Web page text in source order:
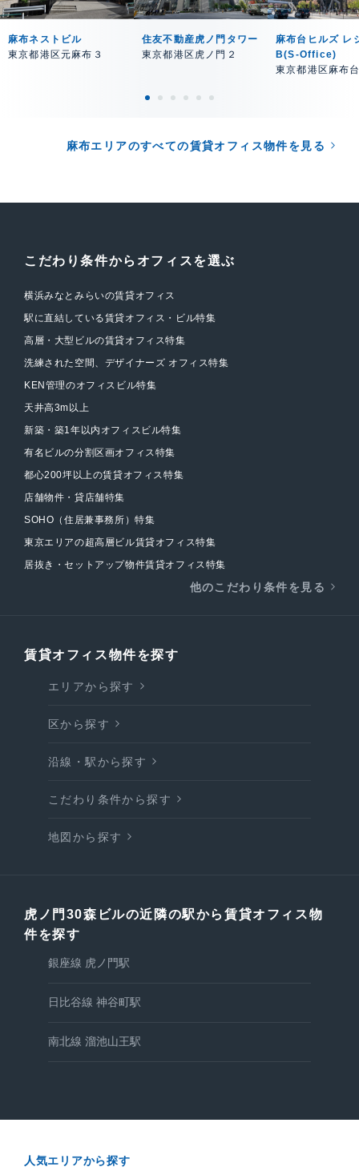
麻布ネストビル
東京都港区元麻布３
住友不動産虎ノ門タワー
東京都港区虎ノ門２
麻布台ヒルズ レ
B(S-Office)
東京都港区麻布
麻布エリアのすべての賃貸オフィス物件を見る
こだわり条件からオフィスを選ぶ
横浜みなとみらいの賃貸オフィス
駅に直結している賃貸オフィス・ビル特集
高層・大型ビルの賃貸オフィス特集
洗練された空間、デザイナーズ オフィス特集
KEN管理のオフィスビル特集
天井高3m以上
新築・築1年以内オフィスビル特集
有名ビルの分割区画オフィス特集
都心200坪以上の賃貸オフィス特集
店舗物件・貸店舗特集
SOHO（住居兼事務所）特集
東京エリアの超高層ビル賃貸オフィス特集
居抜き・セットアップ物件賃貸オフィス特集
他のこだわり条件を見る
賃貸オフィス物件を探す
エリアから探す
区から探す
沿線・駅から探す
こだわり条件から探す
地図から探す
虎ノ門30森ビルの近隣の駅から賃貸オフィス物
件を探す
銀座線 虎ノ門駅
日比谷線 神谷町駅
南北線 溜池山王駅
人気エリアから探す